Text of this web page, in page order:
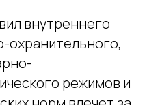
внутреннего
охранительного,
режимов и